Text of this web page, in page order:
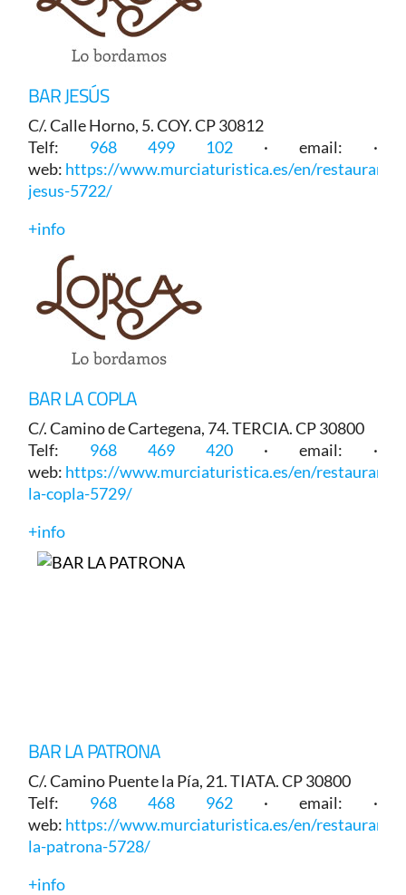
BAR JESÚS
C/. Calle Horno, 5. COY. CP 30812
Telf: 968 499 102 · email: ·
web: https://www.murciaturistica.es/en/restaurant/
jesus-5722/
+info
BAR LA COPLA
C/. Camino de Cartegena, 74. TERCIA. CP 30800
Telf: 968 469 420 · email: ·
web: https://www.murciaturistica.es/en/restaurant/
la-copla-5729/
+info
BAR LA PATRONA
C/. Camino Puente la Pía, 21. TIATA. CP 30800
Telf: 968 468 962 · email: ·
web: https://www.murciaturistica.es/en/restaurant/
la-patrona-5728/
+info